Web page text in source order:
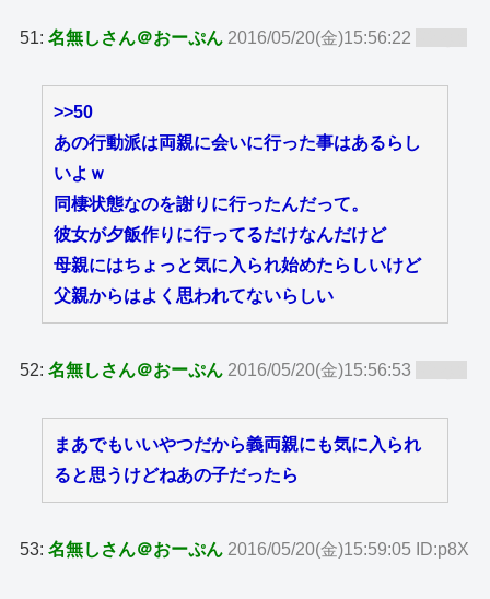
51:名無しさん＠おーぷん 2016/05/20(金)15:56:22
>>50
あの行動派は両親に会いに行った事はあるらし
いよｗ
同棲状態なのを謝りに行ったんだって。
彼女が夕飯作りに行ってるだけなんだけど
母親にはちょっと気に入られ始めたらしいけど
父親からはよく思われてないらしい
52:名無しさん＠おーぷん 2016/05/20(金)15:56:53
まあでもいいやつだから義両親にも気に入られ
ると思うけどねあの子だったら
53:名無しさん＠おーぷん 2016/05/20(金)15:59:05 ID:p8X